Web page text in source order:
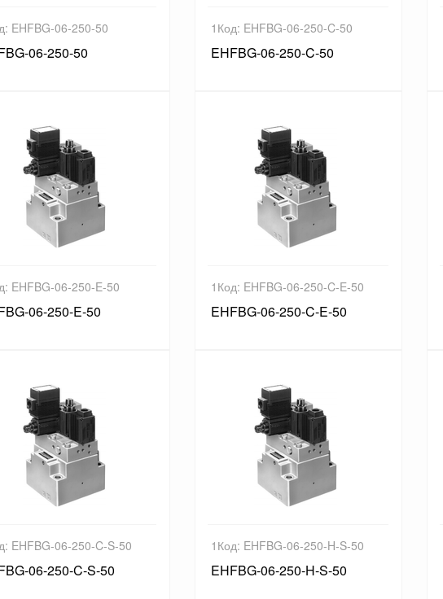
EHFBG-06-250-50
06-250-50
1Код: EHFBG-06-250-C-50
EHFBG-06-250-C-50
EHFBG-06-250-E-50
06-250-E-50
1Код: EHFBG-06-250-C-E-50
EHFBG-06-250-C-E-50
EHFBG-06-250-C-S-50
06-250-C-S-50
1Код: EHFBG-06-250-H-S-50
EHFBG-06-250-H-S-50